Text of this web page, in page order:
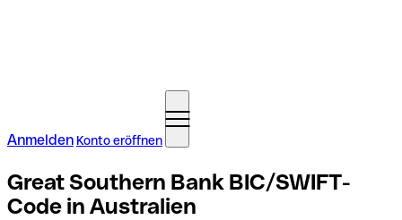
Anmelden Konto eröffnen
Great Southern Bank BIC/SWIFT-
Code in Australien